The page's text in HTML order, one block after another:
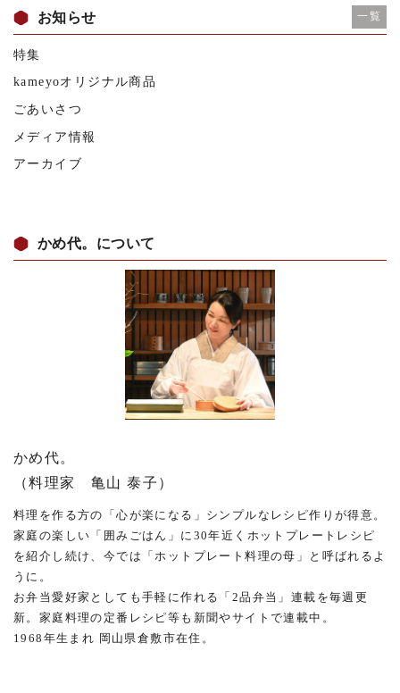
お知らせ 一覧
特集
kameyoオリジナル商品
ごあいさつ
メディア情報
アーカイブ
かめ代。について
かめ代。
（料理家 亀山 泰子）
料理を作る方の「心が楽になる」シンプルなレシピ作りが得意。
家庭の楽しい「囲みごはん」に30年近くホットプレートレシピ
を紹介し続け、今では「ホットプレート料理の母」と呼ばれるよ
うに。
お弁当愛好家としても手軽に作れる「2品弁当」連載を毎週更
新。家庭料理の定番レシピ等も新聞やサイトで連載中。
1968年生まれ 岡山県倉敷市在住。